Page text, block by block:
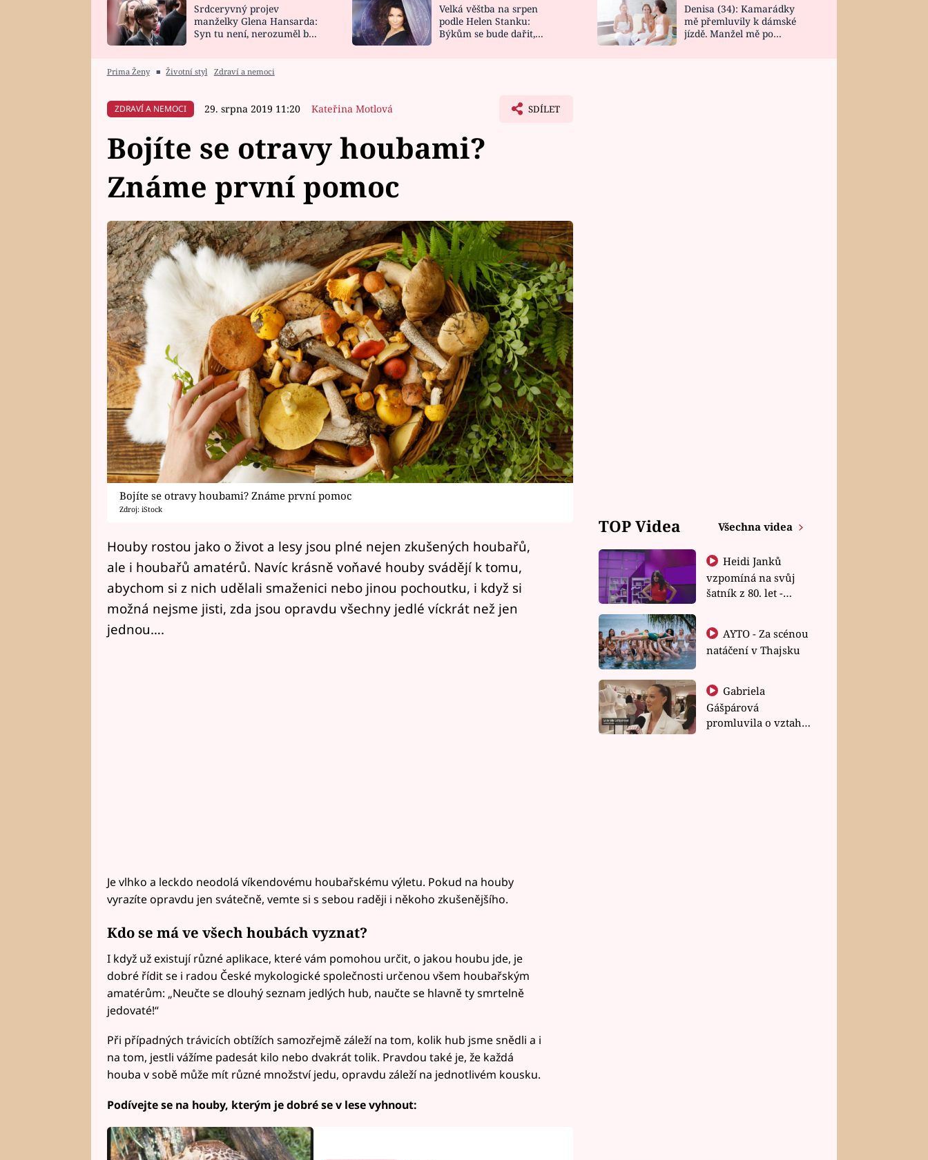
HOROSKOP NA
CELEBRITY
VAŘENÍ
NOVINKY
VIDEORECEPTY
DESIGN
Srdceryvný projev
manželky Glena Hansarda:
Syn tu není, nerozuměl by
Velká věštba na srpen
podle Helen Stanku:
Býkům se bude dařit,
Denisa (34): Kamarádky
mě přemluvily k dámské
jízdě. Manžel mě po
Prima Ženy ■ Životní styl Zdraví a nemoci
ZDRAVÍ A NEMOCI 29. srpna 2019 11:20 Kateřina Motlová SDÍLET
Bojíte se otravy houbami?
Známe první pomoc
Bojíte se otravy houbami? Známe první pomoc
Zdroj: iStock
Houby rostou jako o život a lesy jsou plné nejen zkušených houbařů,
ale i houbařů amatérů. Navíc krásně voňavé houby svádějí k tomu,
abychom si z nich udělali smaženici nebo jinou pochoutku, i když si
možná nejsme jisti, zda jsou opravdu všechny jedlé víckrát než jen
jednou….
Je vlhko a leckdo neodolá víkendovému houbařskému výletu. Pokud na houby
vyrazíte opravdu jen svátečně, vemte si s sebou raději i někoho zkušenějšího.
Kdo se má ve všech houbách vyznat?
I když už existují různé aplikace, které vám pomohou určit, o jakou houbu jde, je
dobré řídit se i radou České mykologické společnosti určenou všem houbařským
amatérům: „Neučte se dlouhý seznam jedlých hub, naučte se hlavně ty smrtelně
jedovaté!“
Při případných trávicích obtížích samozřejmě záleží na tom, kolik hub jsme snědli a i
na tom, jestli vážíme padesát kilo nebo dvakrát tolik. Pravdou také je, že každá
houba v sobě může mít různé množství jedu, opravdu záleží na jednotlivém kousku.
Podívejte se na houby, kterým je dobré se v lese vyhnout:
TOP Videa Všechna videa
Heidi Janků
vzpomíná na svůj
šatník z 80. let -
natáčení v Thajsku
Gabriela
Gášpárová
promluvila o vztahu